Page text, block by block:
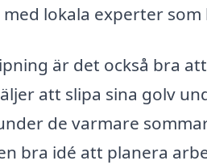
lokala experter
är det också bra
att slipa sina golv
de varmare
bra idé att planera